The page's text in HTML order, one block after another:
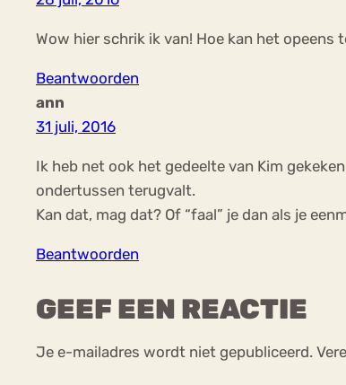
Wow hier schrik ik van! Hoe kan het
Beantwoorden
ann
31 juli, 2016
Ik heb net ook het gedeelte van Kim
ondertussen terugvalt.
Kan dat, mag dat? Of “faal” je dan als je
Beantwoorden
GEEF EEN REACTIE
Je e-mailadres wordt niet gepubliceerd.